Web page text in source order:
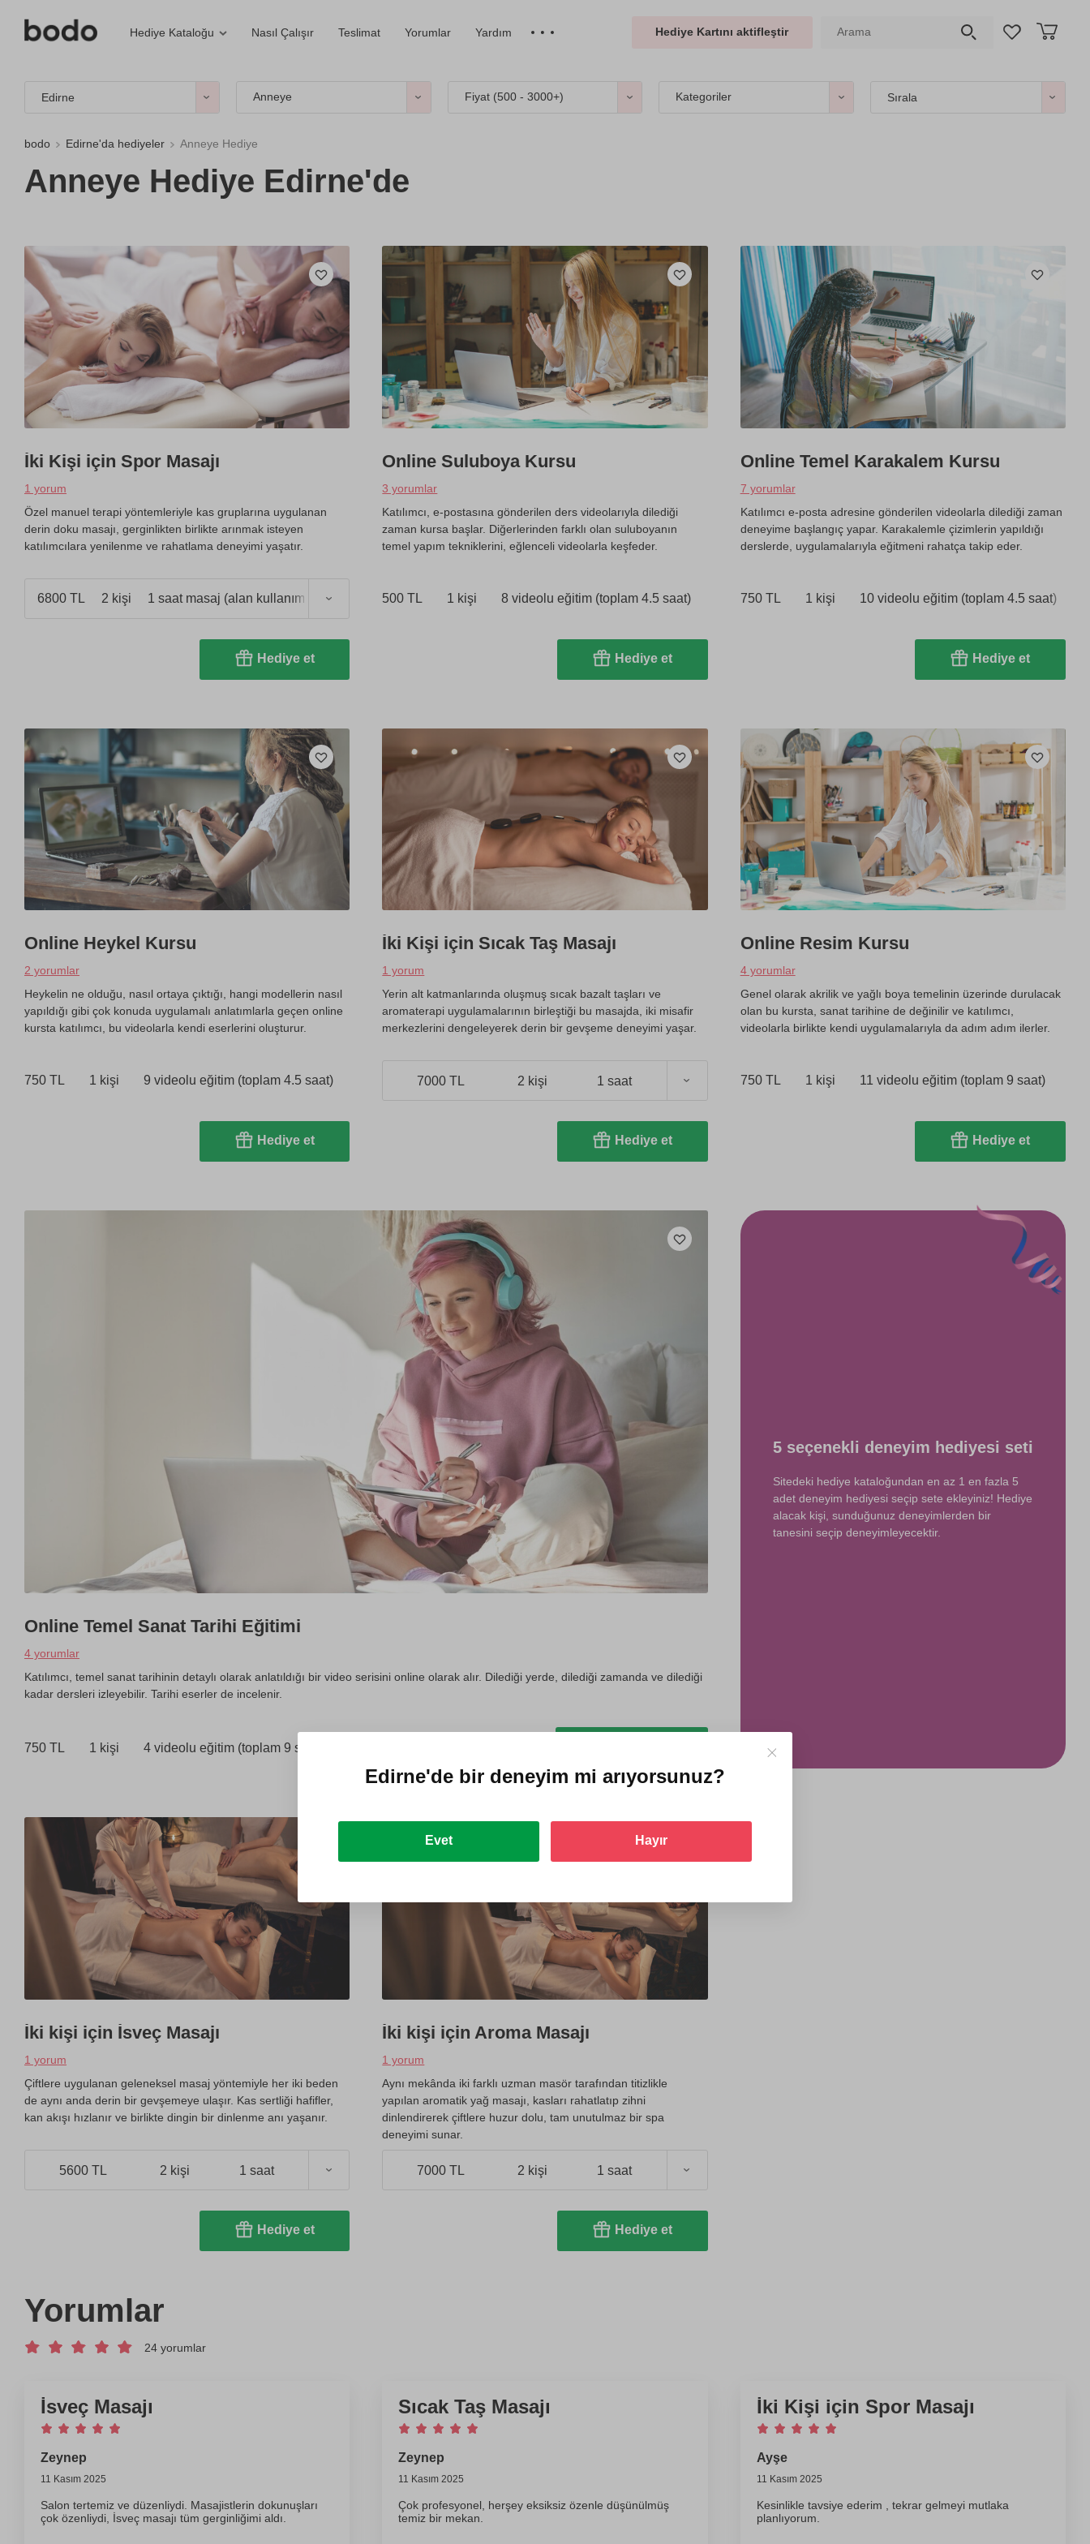
Hediye Kataloğu Nasıl Çalışır Teslimat Yorumlar Yardım Hediye Kartını aktifleştir
Edirne Anneye Fiyat (500 - 3000+) Kategoriler Sırala
bodo Edirne'da hediyeler Anneye Hediye
Anneye Hediye Edirne'de
İki Kişi için Spor Masajı
1 yorum
Özel manuel terapi yöntemleriyle kas gruplarına uygulanan
derin doku masajı, gerginlikten birlikte arınmak isteyen
katılımcılara yenilenme ve rahatlama deneyimi yaşatır.
6800 TL 2 kişi 1 saat masaj (alan kullanımı 2,5 saat)
Hediye et
Online Suluboya Kursu
3 yorumlar
Katılımcı, e-postasına gönderilen ders videolarıyla dilediği
zaman kursa başlar. Diğerlerinden farklı olan suluboyanın
temel yapım tekniklerini, eğlenceli videolarla keşfeder.
500 TL 1 kişi 8 videolu eğitim (toplam 4.5 saat)
Hediye et
Online Temel Karakalem Kursu
7 yorumlar
Katılımcı e-posta adresine gönderilen videolarla dilediği zaman
deneyime başlangıç yapar. Karakalemle çizimlerin yapıldığı
derslerde, uygulamalarıyla eğitmeni rahatça takip eder.
750 TL 1 kişi 10 videolu eğitim (toplam 4.5 saat)
Hediye et
Online Heykel Kursu
2 yorumlar
Heykelin ne olduğu, nasıl ortaya çıktığı, hangi modellerin nasıl
yapıldığı gibi çok konuda uygulamalı anlatımlarla geçen online
kursta katılımcı, bu videolarla kendi eserlerini oluşturur.
750 TL 1 kişi 9 videolu eğitim (toplam 4.5 saat)
Hediye et
İki Kişi için Sıcak Taş Masajı
1 yorum
Yerin alt katmanlarında oluşmuş sıcak bazalt taşları ve
aromaterapi uygulamalarının birleştiği bu masajda, iki misafir
merkezlerini dengeleyerek derin bir gevşeme deneyimi yaşar.
7000 TL 2 kişi 1 saat
Hediye et
Online Resim Kursu
4 yorumlar
Genel olarak akrilik ve yağlı boya temelinin üzerinde durulacak
olan bu kursta, sanat tarihine de değinilir ve katılımcı,
videolarla birlikte kendi uygulamalarıyla da adım adım ilerler.
750 TL 1 kişi 11 videolu eğitim (toplam 9 saat)
Hediye et
Online Temel Sanat Tarihi Eğitimi
4 yorumlar
Katılımcı, temel sanat tarihinin detaylı olarak anlatıldığı bir video serisini online olarak alır. Dilediği yerde, dilediği zamanda ve dilediği
kadar dersleri izleyebilir. Tarihi eserler de incelenir.
750 TL 1 kişi 4 videolu eğitim (toplam 9 saat)
5 seçenekli deneyim hediyesi seti
Sitedeki hediye kataloğundan en az 1 en fazla 5
adet deneyim hediyesi seçip sete ekleyiniz! Hediye
alacak kişi, sunduğunuz deneyimlerden bir
tanesini seçip deneyimleyecektir.
İki kişi için İsveç Masajı
1 yorum
Çiftlere uygulanan geleneksel masaj yöntemiyle her iki beden
de aynı anda derin bir gevşemeye ulaşır. Kas sertliği hafifler,
kan akışı hızlanır ve birlikte dingin bir dinlenme anı yaşanır.
5600 TL 2 kişi 1 saat
Hediye et
İki kişi için Aroma Masajı
1 yorum
Aynı mekânda iki farklı uzman masör tarafından titizlikle
yapılan aromatik yağ masajı, kasları rahatlatıp zihni
dinlendirerek çiftlere huzur dolu, tam unutulmaz bir spa
deneyimi sunar.
7000 TL 2 kişi 1 saat
Hediye et
Yorumlar
24 yorumlar
İsveç Masajı
Zeynep
11 Kasım 2025
Salon tertemiz ve düzenliydi. Masajistlerin dokunuşları
çok özenliydi, İsveç masajı tüm gerginliğimi aldı.
Sıcak Taş Masajı
Zeynep
11 Kasım 2025
Çok profesyonel, herşey eksiksiz özenle düşünülmüş
temiz bir mekan.
İki Kişi için Spor Masajı
Ayşe
11 Kasım 2025
Kesinlikle tavsiye ederim , tekrar gelmeyi mutlaka
planlıyorum.
Edirne'de bir deneyim mi arıyorsunuz?
Evet Hayır